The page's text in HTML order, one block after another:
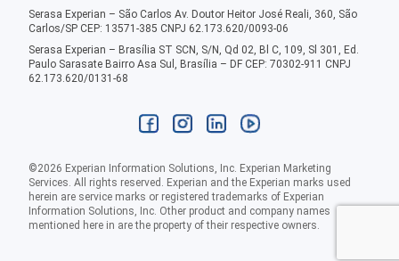
Serasa Experian – São Carlos Av. Doutor Heitor José Reali, 360, São
Carlos/SP CEP: 13571-385 CNPJ 62.173.620/0093-06
Serasa Experian – Brasília ST SCN, S/N, Qd 02, Bl C, 109, Sl 301, Ed.
Paulo Sarasate Bairro Asa Sul, Brasília – DF CEP: 70302-911 CNPJ
62.173.620/0131-68
©2026 Experian Information Solutions, Inc. Experian Marketing
Services. All rights reserved. Experian and the Experian marks used
herein are service marks or registered trademarks of Experian
Information Solutions, Inc. Other product and company names
mentioned here in are the property of their respective owners.